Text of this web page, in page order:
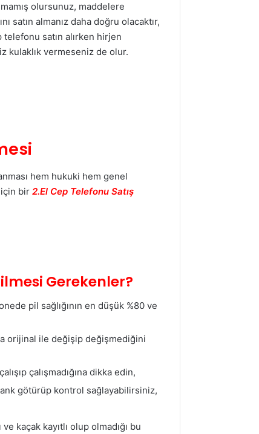
olursunuz, maddelere
satın almanız daha doğru olacaktır,
satın alırken hirjen
kulaklık vermeseniz de olur.
hem hukuki hem genel
bir 2.El Cep Telefonu Satış
Gerekenler?
pil sağlığının en düşük %80 ve
orijinal ile değişip değişmediğini
çalışmadığına dikka edin,
götürüp kontrol sağlayabilirsiniz,
kaçak kayıtlı olup olmadığı bu